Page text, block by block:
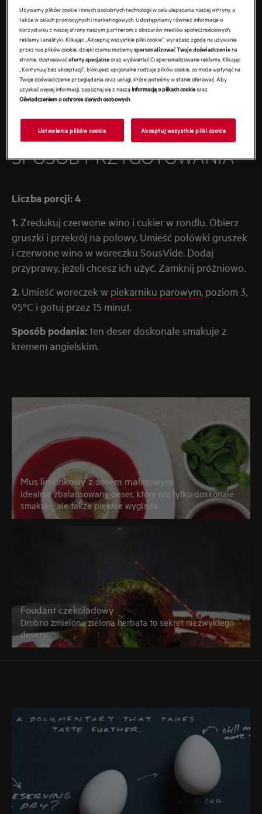
SPOSÓB PRZYGOTOWANIA
Liczba porcji: 4
1. Zredukuj czerwone wino i cukier w rondlu. Obierz
gruszki i przekrój na połowy. Umieść połówki gruszek
i czerwone wino w woreczku SousVide. Dodaj
przyprawy, jeżeli chcesz ich użyć. Zamknij próżniowo.
2. Umieść woreczek w piekarniku parowym, poziom 3,
95°C i gotuj przez 15 minut.
Sposób podania:ten deser doskonałe smakuje z
kremem angielskim.
Mus limonkowy z sosem malinowym
Idealnie zbalansowany deser, który nie tylko doskonale
smakuje, ale także pięknie wygląda.
Foudant czekoladowy
Drobno zmielona zielona herbata to sekret niezwykłego
deseru.
Używamy plików cookie i innych podobnych technologii w celu ulepszania naszej witryny, a
także w celach promocyjnych i marketingowych. Udostępniamy również informacje o
korzystaniu z naszej strony naszym partnerom z obszarów mediów społecznościowych,
reklamy i analityki. Klikając „Akceptuj wszystkie pliki cookie", wyrażasz zgodę na używanie
przez nas plików cookie, dzięki czemu możemyspersonalizować Twoje doświadczeniena
stronie, dostosowaćoferty specjalneoraz wyświetlać Ci spersonalizowane reklamy. Klikając
„Kontynuuj bez akceptacji", blokujesz opcjonalne rodzaje plików cookie, co może wpłynąć na
Twoje doświadczenie przeglądania oraz usługi, które jesteśmy w stanie oferować. Aby
uzyskać więcej informacji, zapoznaj się z nasząInformacją o plikach cookieoraz
Oświadczeniem o ochronie danych osobowych.
Ustawienia plików cookie Akceptuj wszystkie pliki cookie